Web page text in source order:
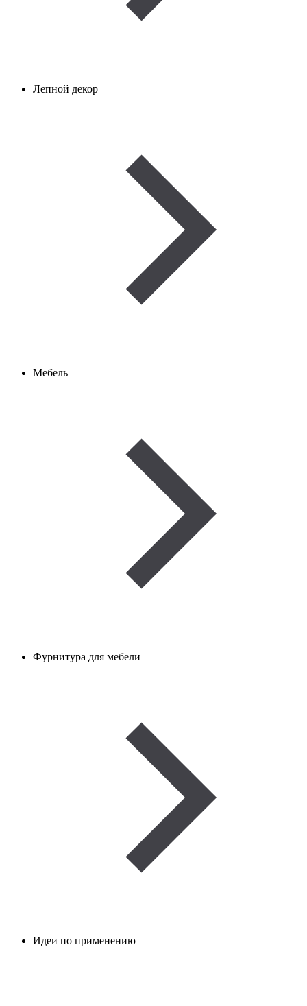
Лепной декор
Мебель
Фурнитура для мебели
Идеи по применению